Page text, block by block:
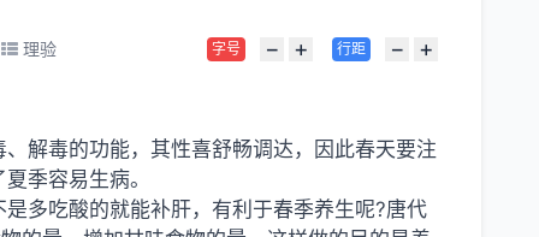
理验 字号 − + 行距 − +
解毒的功能，其性喜舒畅调达，因此春天要注
季容易生病。
多吃酸的就能补肝，有利于春季养生呢?唐代